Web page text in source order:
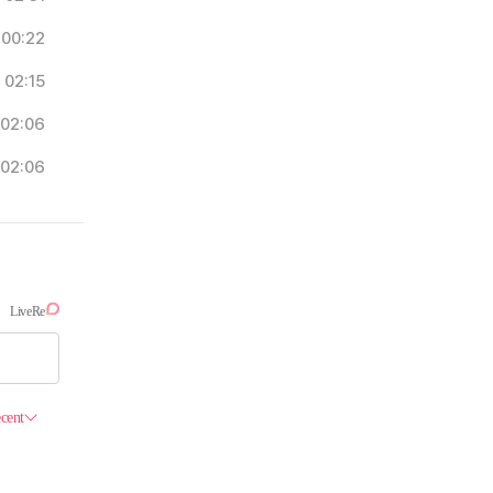
00:22
02:15
02:06
02:06